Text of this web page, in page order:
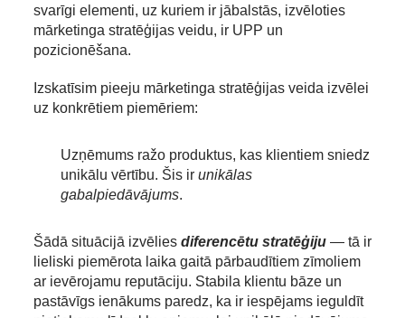
svarīgi elementi, uz kuriem ir jābalstās, izvēloties
mārketinga stratēģijas veidu, ir UPP un
pozicionēšana.
Izskatīsim pieeju mārketinga stratēģijas veida izvēlei
uz konkrētiem piemēriem:
Uzņēmums ražo produktus, kas klientiem sniedz
unikālu vērtību. Šis ir unikālas
gabalpiedāvājums.
Šādā situācijā izvēlies diferencētu stratēģiju — tā ir
lieliski piemērota laika gaitā pārbaudītiem zīmoliem
ar ievērojamu reputāciju. Stabila klientu bāze un
pastāvīgs ienākums paredz, ka ir iespējams ieguldīt